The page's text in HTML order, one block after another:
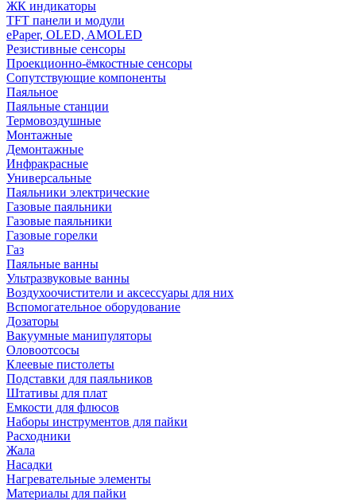
ЖК индикаторы
TFT панели и модули
ePaper, OLED, AMOLED
Резистивные сенсоры
Проекционно-ёмкостные сенсоры
Сопутствующие компоненты
Паяльное
Паяльные станции
Термовоздушные
Монтажные
Демонтажные
Инфракрасные
Универсальные
Паяльники электрические
Газовые паяльники
Газовые паяльники
Газовые горелки
Газ
Паяльные ванны
Ультразвуковые ванны
Воздухоочистители и аксессуары для них
Вспомогательное оборудование
Дозаторы
Вакуумные манипуляторы
Оловоотсосы
Клеевые пистолеты
Подставки для паяльников
Штативы для плат
Емкости для флюсов
Наборы инструментов для пайки
Расходники
Жала
Насадки
Нагревательные элементы
Материалы для пайки